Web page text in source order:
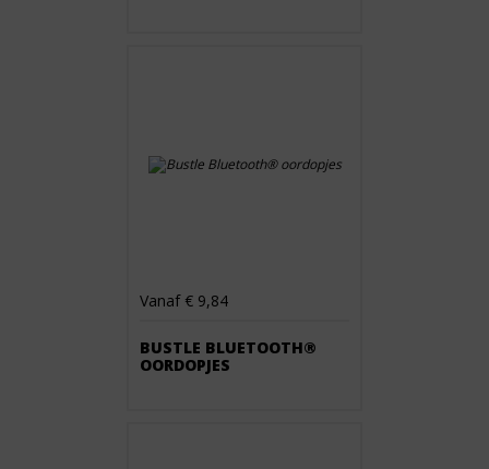
Vanaf € 9,84
BUSTLE BLUETOOTH®
OORDOPJES